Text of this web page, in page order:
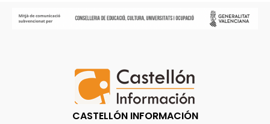
CASTELLÓN INFORMACIÓN